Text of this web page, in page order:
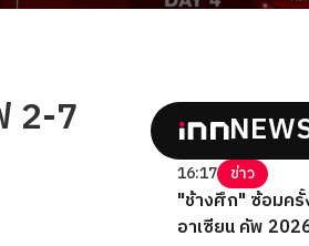
2-7
16:17 ข่าว
"ช้างศึก" ซ้อมค
อาเซียน คัพ